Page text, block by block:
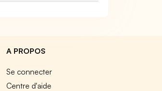
A PROPOS
Se connecter
Centre d'aide